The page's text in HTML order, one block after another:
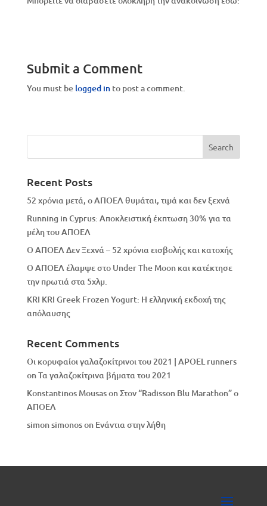
Submit a Comment
You must be logged into post a comment.
Recent Posts
52 χρόνια μετά, ο ΑΠΟΕΛ θυμάται, τιμά και δεν ξεχνά
Running in Cyprus: Αποκλειστική έκπτωση 30% για τα
μέλη του ΑΠΟΕΛ
Ο ΑΠΟΕΛ Δεν Ξεχνά – 52 χρόνια εισβολής και κατοχής
Ο ΑΠΟΕΛ έλαμψε στο Under The Moon και κατέκτησε
την πρωτιά στα 5χλμ.
KRI KRI Greek Frozen Yogurt: Η ελληνική εκδοχή της
απόλαυσης
Recent Comments
Οι κορυφαίοι γαλαζοκίτρινοι του 2021 | APOEL runners
onΤα γαλαζοκίτρινα βήματα του 2021
Konstantinos MousasonΣτον “Radisson Blu Marathon” ο
ΑΠΟΕΛ
simon simonoson Eνάντια στην λήθη